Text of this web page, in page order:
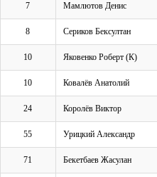
7 Мамлютов Денис
8 Сериков Бексултан
10 Яковенко Роберт (К)
10 Ковалёв Анатолий
24 Королёв Виктор
55 Урицкий Александр
71 Бекетбаев Жасулан